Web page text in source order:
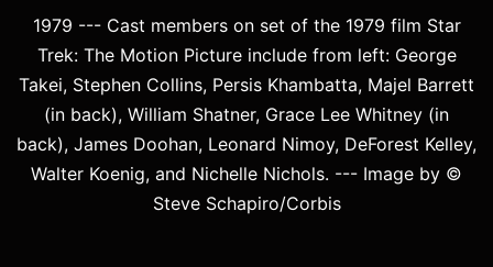
1979 --- Cast members on set of the 1979 film Star
Trek: The Motion Picture include from left: George
Takei, Stephen Collins, Persis Khambatta, Majel Barrett
(in back), William Shatner, Grace Lee Whitney (in
back), James Doohan, Leonard Nimoy, DeForest Kelley,
Walter Koenig, and Nichelle Nichols. --- Image by ©
Steve Schapiro/Corbis